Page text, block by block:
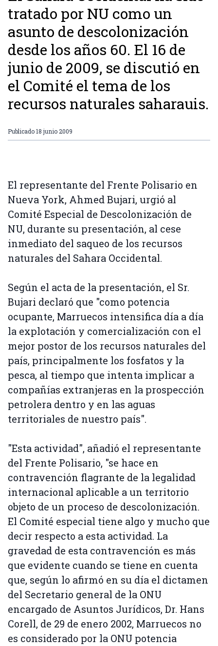
tratado por NU como un
asunto de descolonización
desde los años 60. El 16 de
junio de 2009, se discutió en
el Comité el tema de los
recursos naturales saharauis.
Publicado18 junio 2009
El representante del Frente Polisario en
Nueva York, Ahmed Bujari, urgió al
Comité Especial de Descolonización de
NU, durante su presentación, al cese
inmediato del saqueo de los recursos
naturales del Sahara Occidental.
Según el acta de la presentación, el Sr.
Bujari declaró que "como potencia
ocupante, Marruecos intensifica día a día
la explotación y comercialización con el
mejor postor de los recursos naturales del
país, principalmente los fosfatos y la
pesca, al tiempo que intenta implicar a
compañías extranjeras en la prospección
petrolera dentro y en las aguas
territoriales de nuestro país".
"Esta actividad", añadió el representante
del Frente Polisario, "se hace en
contravención flagrante de la legalidad
internacional aplicable a un territorio
objeto de un proceso de descolonización.
El Comité especial tiene algo y mucho que
decir respecto a esta actividad. La
gravedad de esta contravención es más
que evidente cuando se tiene en cuenta
que, según lo afirmó en su día el dictamen
del Secretario general de la ONU
encargado de Asuntos Jurídicos, Dr. Hans
Corell, de 29 de enero 2002, Marruecos no
es considerado por la ONU potencia